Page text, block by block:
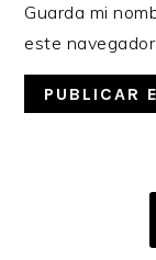
Guarda mi
este